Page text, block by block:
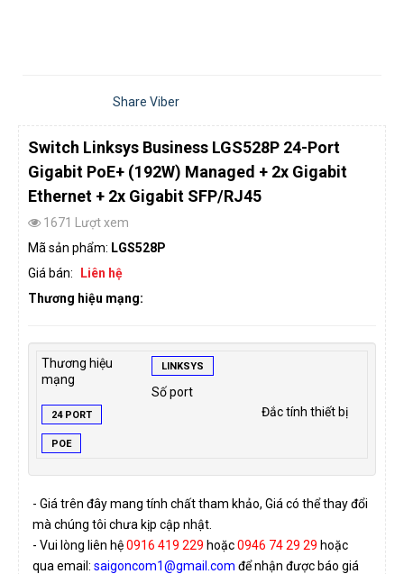
Share Viber
Switch Linksys Business LGS528P 24-Port
Gigabit PoE+ (192W) Managed + 2x Gigabit
Ethernet + 2x Gigabit SFP/RJ45
1671 Lượt xem
Mã sản phẩm: LGS528P
Giá bán:
Liên hệ
Thương hiệu mạng:
Thương hiệu
mạng
LINKSYS
Số port
24 PORT Đắc tính thiết bị
POE
- Giá trên đây mang tính chất tham khảo, Giá có thể thay đổi
mà chúng tôi chưa kịp cập nhật.
- Vui lòng liên hệ0916 419 229 hoặc0946 74 29 29 hoặc
qua email: saigoncom1@gmail.com để nhận được báo giá